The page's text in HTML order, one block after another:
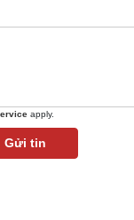
apply.
Gửi tin